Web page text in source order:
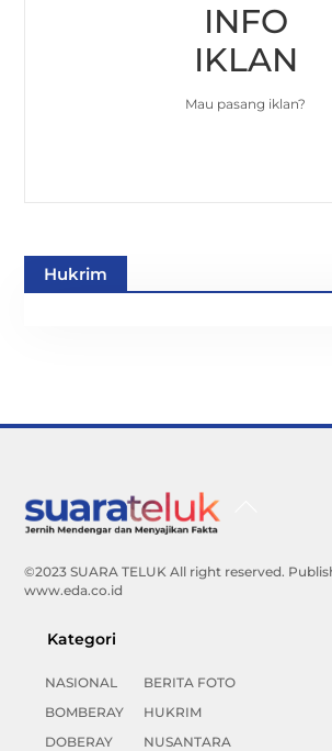
INFO
IKLAN
Mau pasang iklan?
Hukrim
©2023 SUARA TELUK All right reserved.
www.eda.co.id
Kategori
NASIONAL
BOMBERAY
DOBERAY
BERITA FOTO
HUKRIM
NUSANTARA